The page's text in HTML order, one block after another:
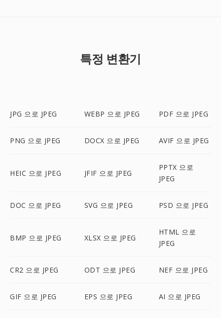
특정 변환기
JPG 으로 JPEG WEBP 으로 JPEG PDF 으로 JPEG
PNG 으로 JPEG DOCX 으로 JPEG AVIF 으로 JPEG
HEIC 으로 JPEG JFIF 으로 JPEG
PPTX 으로
JPEG
DOC 으로 JPEG SVG 으로 JPEG PSD 으로 JPEG
BMP 으로 JPEG XLSX 으로 JPEG
HTML 으로
JPEG
CR2 으로 JPEG ODT 으로 JPEG NEF 으로 JPEG
GIF 으로 JPEG EPS 으로 JPEG AI 으로 JPEG